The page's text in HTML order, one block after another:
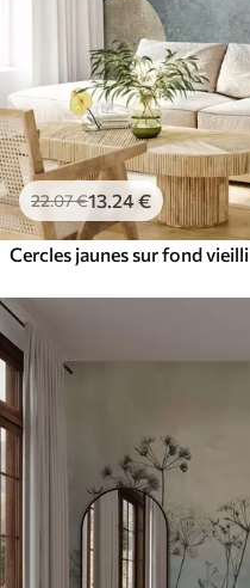
22.07€13 .24€
Cercles jaunes sur fond vieilli